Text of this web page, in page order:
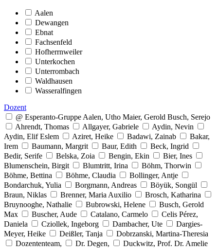
Aalen
Dewangen
Ebnat
Fachsenfeld
Hofherrnweiler
Unterkochen
Unterrombach
Waldhausen
Wasseralfingen
Dozent
@ Esperanto-Gruppe Aalen, Utho Maier, Gerold Busch, Serejo
Ahrendt, Thomas
Allgayer, Gabriele
Aydin, Nevin
Aydin, Elif Eslem
Aziret, Heike Badawi, Zainab
Bakar,
Irem
Baumann, Margrit Baur, Edith
Beck, Ingrid
Bedir, Serife
Belska, Zoia Bengin, Ekin
Bier, Ines
Blumenschein, Birgit
Blumtritt, Irina
Böhm, Thorwin
Böhme, Bettina
Böhme, Claudia
Bollinger, Antje
Bondarchuk, Yulia
Borgmann, Andreas
Böyük, Songül
Braun, Niklas
Brenner, Maria Auxilio
Brosch, Katharina
Bruynooghe, Nathalie
Bubrowski, Helene
Busch, Gerold
Max
Buscher, Aude Catalano, Carmelo
Celis Pérez,
Daniela
Cziollek, Ingeborg Dambacher, Ute
Dargies-
Meyer, Heike
Deißler, Tanja
Dobrzanski, Martina-Theresia
Dozententeam,
Dr. Degen,
Duckwitz, Prof. Dr. Amelie